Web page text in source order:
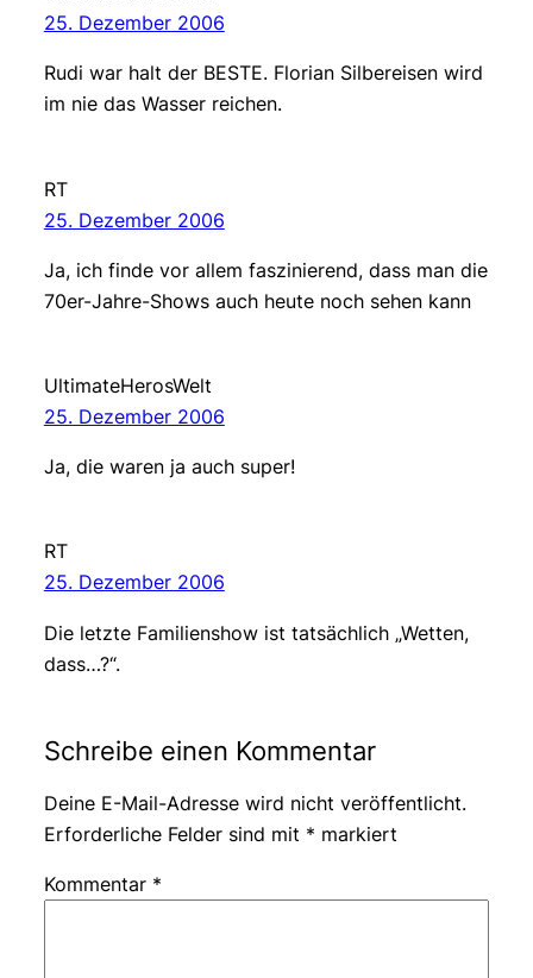
25. Dezember 2006
Rudi war halt der BESTE. Florian Silbereisen wird
im nie das Wasser reichen.
RT
25. Dezember 2006
Ja, ich finde vor allem faszinierend, dass man die
70er-Jahre-Shows auch heute noch sehen kann
UltimateHerosWelt
25. Dezember 2006
Ja, die waren ja auch super!
RT
25. Dezember 2006
Die letzte Familienshow ist tatsächlich „Wetten,
dass…?“.
Schreibe einen Kommentar
Deine E-Mail-Adresse wird nicht veröffentlicht.
Erforderliche Felder sind mit * markiert
Kommentar *